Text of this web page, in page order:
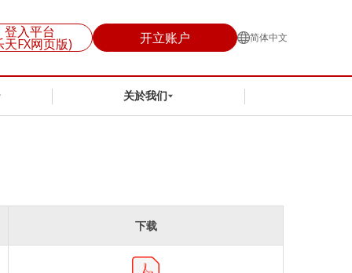
登入平台
天FX网页版) 开立账户 简体中文
关於我们
下载